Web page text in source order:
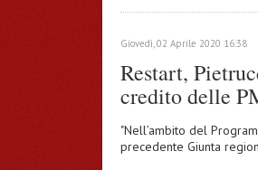
Giovedì, 02 Aprile 2020 16:38
Restart,
credito delle
"Nell’ambito del
precedente Giunta